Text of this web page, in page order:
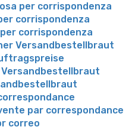
per corrispondenza
corrispondenza
corrispondenza
Versandbestellbraut
par correspondance
correo